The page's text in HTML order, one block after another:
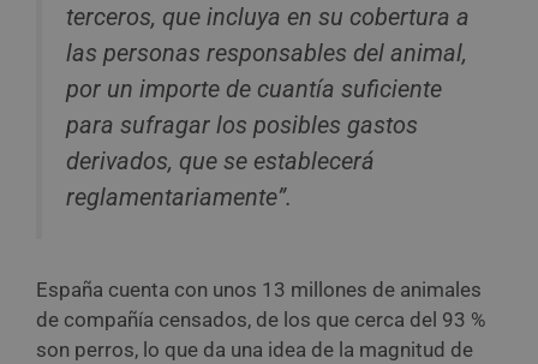
terceros, que incluya en su cobertura a
las personas responsables del animal,
por un importe de cuantía suficiente
para sufragar los posibles gastos
derivados, que se establecerá
reglamentariamente”.
España cuenta con unos 13 millones de animales
de compañía censados, de los que cerca del 93 %
son perros, lo que da una idea de la magnitud de